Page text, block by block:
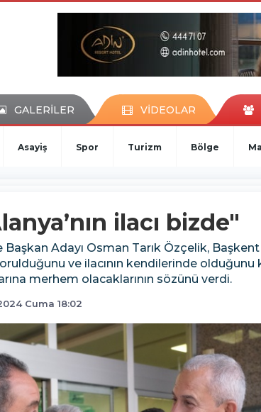
GALERİLER VİDEOLAR
Asayiş Spor Turizm Bölge
ilacı bizde"
Başkan Adayı Osman Tarık Özçelik,
ve ilacının kendilerinde
merhem olacaklarının sözünü verdi.
Cuma 18:02